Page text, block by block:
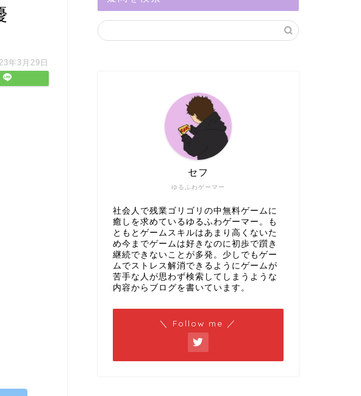
年3月29日
ゆるふわゲーマー
セフ
社会人で残業ゴリゴリの中無料ゲームに
癒しを求めているゆるふわゲーマー。も
ともとゲームスキルはあまり高くないた
め今までゲームは好きなのに初歩で躓き
継続できないことが多発。少しでもゲー
ムでストレス解消できるようにゲームが
苦手な人が思わず検索してしまうような
内容からブログを書いています。
＼ Follow me ／